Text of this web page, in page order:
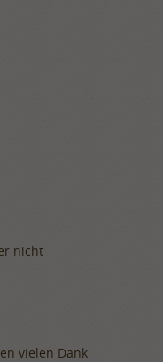
nicht
vielen Dank